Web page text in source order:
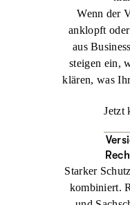
Wenn der
anklopft
aus
steigen ein,
klären, was
Jetzt
Starker
kombiniert.